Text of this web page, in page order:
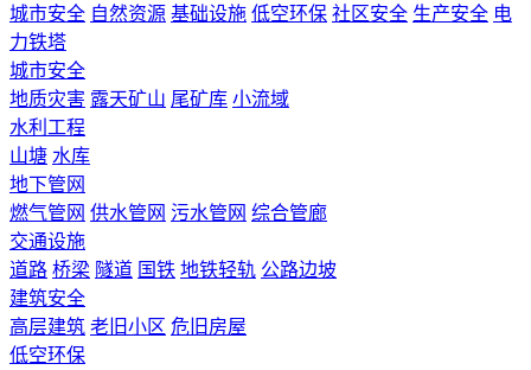
城市安全 自然资源 基础设施 低空环保 社区安全 生产安全 电
力铁塔
城市安全
地质灾害 露天矿山 尾矿库 小流域
水利工程
山塘 水库
地下管网
燃气管网 供水管网 污水管网 综合管廊
交通设施
道路 桥梁 隧道 国铁 地铁轻轨 公路边坡
建筑安全
高层建筑 老旧小区 危旧房屋
低空环保